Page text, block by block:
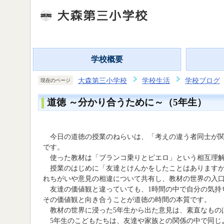
学校概要
現在のページ 大森第三小学校 学校生活 学校ブログ
道徳 ～分かり合うために～（5年生）
今日の道徳の授業のねらいは、「考えの違う者同士が
です。
使った教材は「ブランコ乗りとピエロ」という相互理
授業のはじめに「友達とけんかをしたことはあります
れちがいや意見の相違について共有し、教材の世界の入
友達の価値観と違っていても、1時間の中で自分の気
その価値観と向き合うことが道徳の時間の本質です。
教材の世界に浸った5年生から出た意見は、素直なも
5年生のこどもたちは、友達や家族との関係の中で同